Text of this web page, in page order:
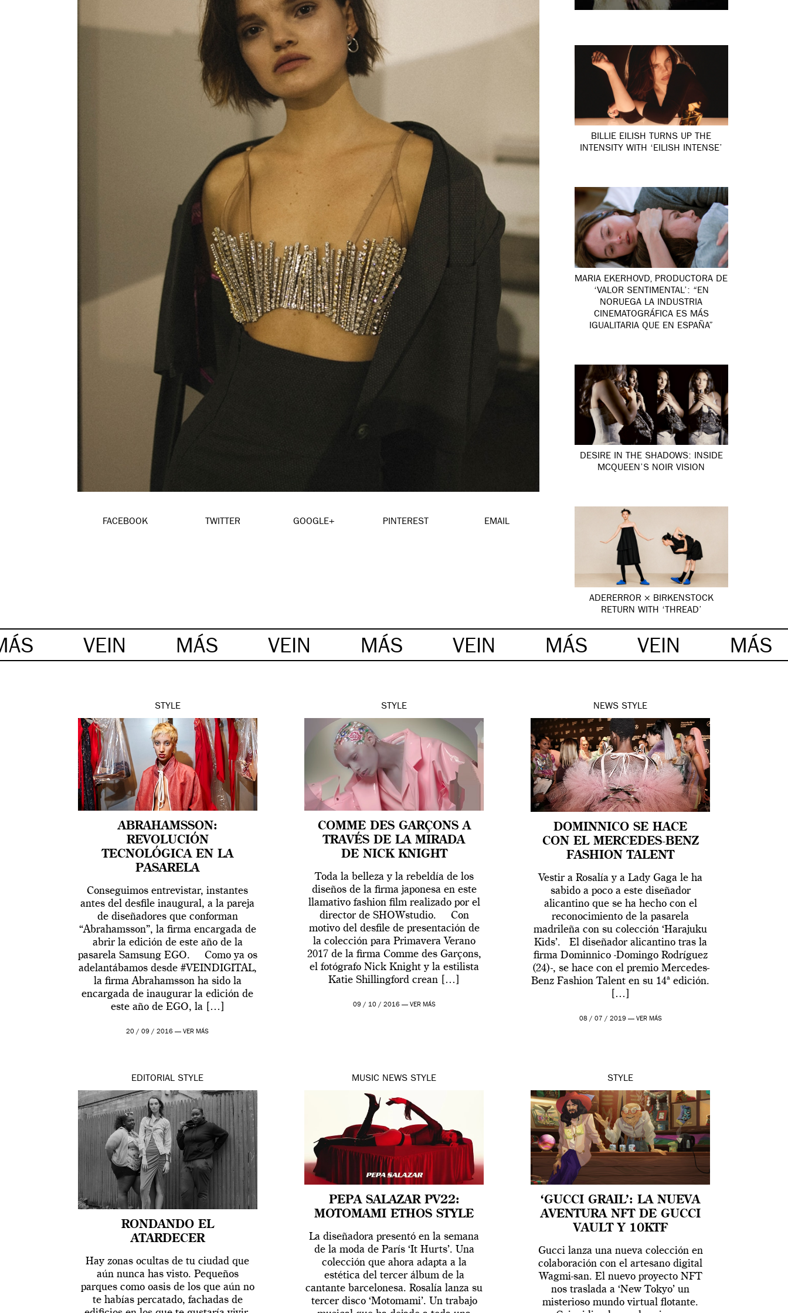
FACEBOOK TWITTER GOOGLE+ PINTEREST EMAIL
BILLIE EILISH TURNS UP THE
INTENSITY WITH ‘EILISH INTENSE’
MARIA EKERHOVD, PRODUCTORA DE
‘VALOR SENTIMENTAL’: “EN
NORUEGA LA INDUSTRIA
CINEMATOGRÁFICA ES MÁS
IGUALITARIA QUE EN ESPAÑA”
DESIRE IN THE SHADOWS: INSIDE
MCQUEEN’S NOIR VISION
ADERERROR × BIRKENSTOCK
RETURN WITH ‘THREAD’
VEIN MÁS VEIN MÁS VEIN MÁS VEIN MÁS
STYLE
ABRAHAMSSON:
REVOLUCIÓN
TECNOLÓGICA EN LA
PASARELA
Conseguimos entrevistar, instantes
antes del desfile inaugural, a la pareja
de diseñadores que conforman
“Abrahamsson”, la firma encargada de
abrir la edición de este año de la
pasarela Samsung EGO. Como ya os
adelantábamos desde #VEINDIGITAL,
la firma Abrahamsson ha sido la
encargada de inaugurar la edición de
este año de EGO, la […]
20 / 09 / 2016 —VER MÁS
STYLE
COMME DES GARÇONS A
TRAVÉS DE LA MIRADA
DE NICK KNIGHT
Toda la belleza y la rebeldía de los
diseños de la firma japonesa en este
llamativo fashion film realizado por el
director de SHOWstudio. Con
motivo del desfile de presentación de
la colección para Primavera Verano
2017 de la firma Comme des Garçons,
el fotógrafo Nick Knight y la estilista
Katie Shillingford crean […]
09 / 10 / 2016 — VER MÁS
NEWS STYLE
DOMINNICO SE HACE
CON EL MERCEDES-BENZ
FASHION TALENT
Vestir a Rosalía y a Lady Gaga le ha
sabido a poco a este diseñador
alicantino que se ha hecho con el
reconocimiento de la pasarela
madrileña con su colección ‘Harajuku
Kids’. El diseñador alicantino tras la
firma Dominnico -Domingo Rodríguez
(24)-, se hace con el premio Mercedes-
Benz Fashion Talent en su 14ª edición.
[…]
08 / 07 / 2019 — VER MÁS
EDITORIAL STYLE
RONDANDO EL
ATARDECER
Hay zonas ocultas de tu ciudad que
aún nunca has visto. Pequeños
parques como oasis de los que aún no
te habías percatado, fachadas de
MUSIC NEWS STYLE
PEPA SALAZAR PV22:
MOTOMAMI ETHOS STYLE
La diseñadora presentó en la semana
de la moda de París ‘It Hurts’. Una
colección que ahora adapta a la
estética del tercer álbum de la
cantante barcelonesa. Rosalía lanza su
tercer disco ‘Motomami’. Un trabajo
STYLE
‘GUCCI GRAIL’: LA NUEVA
AVENTURA NFT DE GUCCI
VAULT Y 10KTF
Gucci lanza una nueva colección en
colaboración con el artesano digital
Wagmi-san. El nuevo proyecto NFT
nos traslada a ‘New Tokyo’ un
misterioso mundo virtual flotante.